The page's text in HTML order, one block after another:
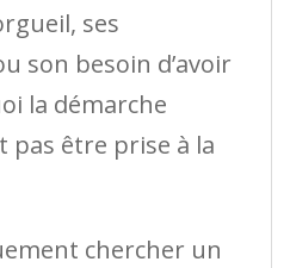
ses
son besoin d’avoir
la démarche
pas être prise à la
chercher un